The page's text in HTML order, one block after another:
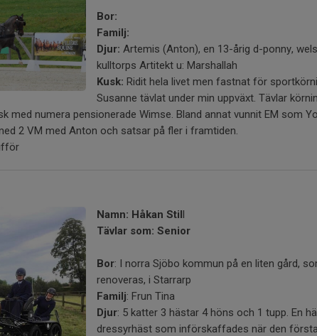
Bor:
Familj:
Djur: Artemis (Anton), en 13-årig d-ponny,
kulltorps Artitekt u: Marshallah
Kusk: Ridit hela livet men fastnat för
Susanne tävlat under min uppväxt. Tävlar
med numera pensionerade Wimse. Bland annat vunnit EM som
2 VM med Anton och satsar på fler i framtiden.
Namn: Håkan Still
Tävlar som: Senior
Bor: I norra Sjöbo kommun på en liten gård,
renoveras, i Starrarp
Familj: Frun Tina
Djur: 5 katter 3 hästar 4 höns och 1 tupp. En
dressyrhäst som införskaffades när den